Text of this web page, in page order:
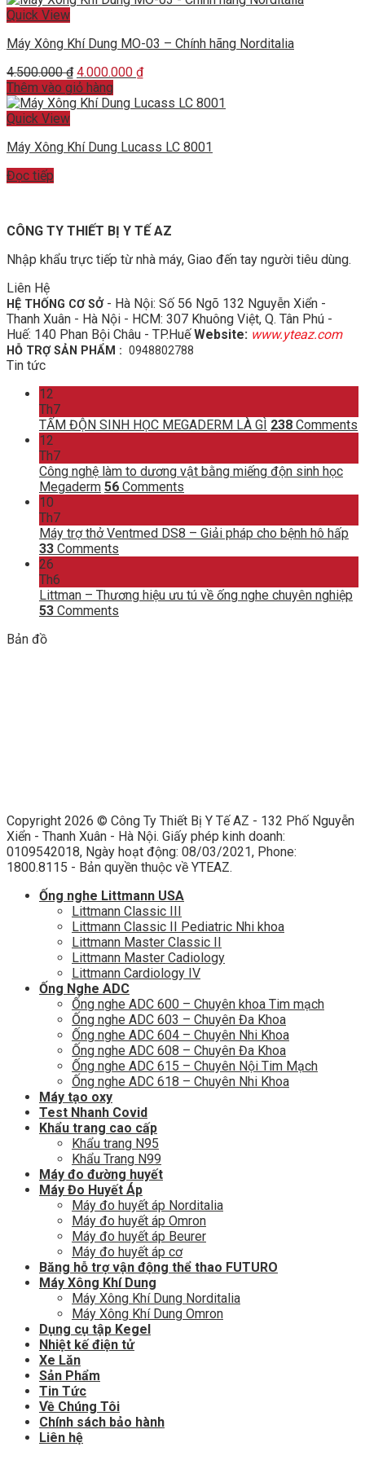
Quick View
Máy Xông Khí Dung MO-03 – Chính hãng Norditalia
4.500.000₫ Original
price
was:
4.000.000 ₫Current
is:
Thêm vào giỏ hàng
Quick View
Máy Xông Khí Dung Lucass LC 8001
Đọc tiếp
CÔNG TY THIẾT BỊ Y TẾ AZ
Nhập khẩu trực tiếp từ nhà máy, Giao đến tay người tiêu dùng.
Liên Hệ
HỆ THỐNG CƠ SỞ - Hà Nội: Số 56 Ngõ 132 Nguyễn Xiển -
Thanh Xuân - Hà Nội - HCM: 307 Khuông Việt, Q. Tân Phú -
Huế: 140 Phan Bội Châu - TP.HuếWebsite: www.yteaz.com
HỖ TRỢ SẢN PHẨM : 0948802788
Tin tức
12
Th7
TẤM ĐỘN SINH HỌC MEGADERM LÀ GÌ 238 Comments
12
Th7
Công nghệ làm to dương vật bằng miếng độn sinh học
Megaderm 56 Comments
10
Th7
Máy trợ thở Ventmed DS8 – Giải pháp cho bệnh hô hấp
33 Comments
26
Th6
Littman – Thương hiệu ưu tú về ống nghe chuyên nghiệp
53 Comments
Bản đồ
Copyright 2026 © Công Ty Thiết Bị Y Tế AZ - 132 Phố Nguyễn
Xiển - Thanh Xuân - Hà Nội. Giấy phép kinh doanh:
0109542018, Ngày hoạt động: 08/03/2021, Phone:
1800.8115 - Bản quyền thuộc về YTEAZ.
Ống nghe Littmann USA
Littmann Classic III
Littmann Classic II Pediatric Nhi khoa
Littmann Master Classic II
Littmann Master Cadiology
Littmann Cardiology IV
Ống Nghe ADC
Ống nghe ADC 600 – Chuyên khoa Tim mạch
Ống nghe ADC 603 – Chuyên Đa Khoa
Ống nghe ADC 604 – Chuyên Nhi Khoa
Ống nghe ADC 608 – Chuyên Đa Khoa
Ống nghe ADC 615 – Chuyên Nội Tim Mạch
Ống nghe ADC 618 – Chuyên Nhi Khoa
Máy tạo oxy
Test Nhanh Covid
Khẩu trang cao cấp
Khẩu trang N95
Khẩu Trang N99
Máy đo đường huyết
Máy Đo Huyết Áp
Máy đo huyết áp Norditalia
Máy đo huyết áp Omron
Máy đo huyết áp Beurer
Máy đo huyết áp cơ
Băng hỗ trợ vận động thể thao FUTURO
Máy Xông Khí Dung
Máy Xông Khí Dung Norditalia
Máy Xông Khí Dung Omron
Dụng cụ tập Kegel
Nhiệt kế điện tử
Xe Lăn
Sản Phẩm
Tin Tức
Về Chúng Tôi
Chính sách bảo hành
Liên hệ